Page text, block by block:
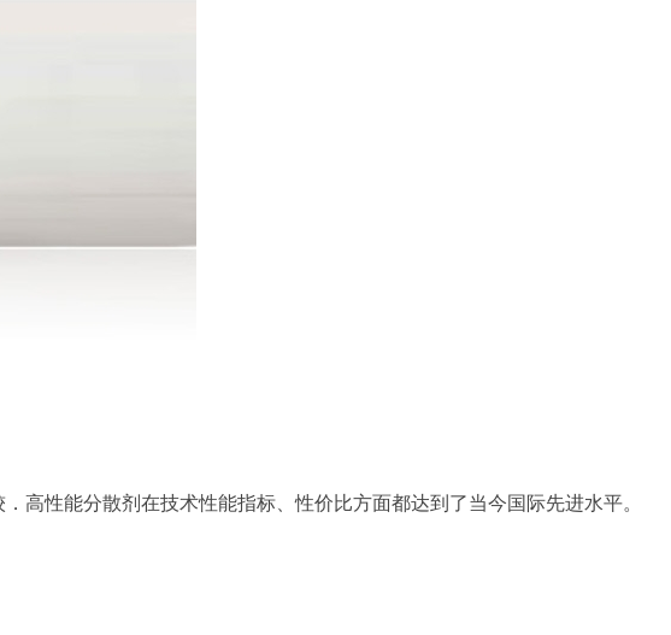
高性能分散剂在技术性能指标、性价比方面都达到了当今国际先进水平。